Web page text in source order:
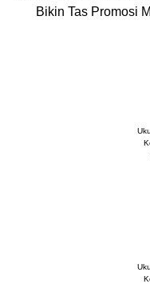
Bikin Tas Promosi